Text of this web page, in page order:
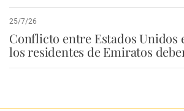
25/7/26
Conflicto entre Estados Unidos
los residentes de Emiratos